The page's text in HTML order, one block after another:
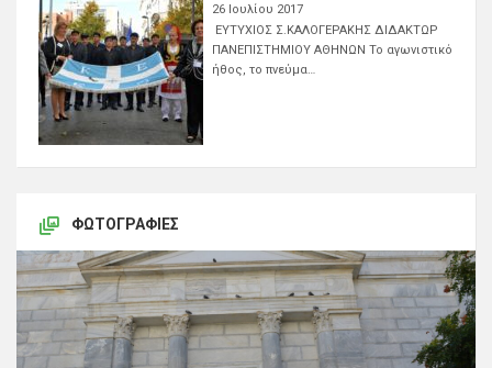
26 Ιουλίου 2017
ΕΥΤΥΧΙΟΣ Σ.ΚΑΛΟΓΕΡΑΚΗΣ ΔΙΔΑΚΤΩΡ
ΠΑΝΕΠΙΣΤΗΜΙΟΥ ΑΘΗΝΩΝ Το αγωνιστικό
ήθος, το πνεύμα…
ΦΩΤΟΓΡΑΦΊΕΣ